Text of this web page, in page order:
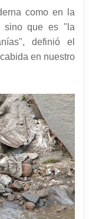
como en la
sino que es "la
definió el
en nuestro